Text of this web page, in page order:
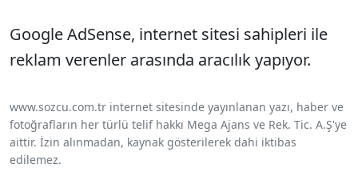
Google AdSense, internet sitesi sahipleri ile
reklam verenler arasında aracılık yapıyor.
www.sozcu.com.tr internet sitesinde yayınlanan yazı, haber ve
fotoğrafların her türlü telif hakkı Mega Ajans ve Rek. Tic. A.Ş'ye
aittir. İzin alınmadan, kaynak gösterilerek dahi iktibas
edilemez.